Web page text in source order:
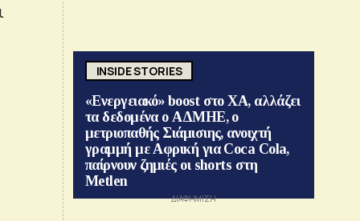
INSIDE STORIES
«Ενεργειακό» boost στο ΧΑ, αλλάζει
τα δεδομένα ο ΑΔΜΗΕ, ο
μετριοπαθής Σιάμισιης, ανοιχτή
γραμμή με Αφρική για Coca Cola,
παίρνουν ζημιές οι shorts στη
Metlen